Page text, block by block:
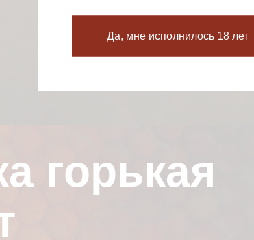
горькая
Да, мне исполнилось 18 лет